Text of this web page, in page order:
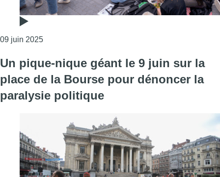
09 juin 2025Consulter l'article "Formation bruxelloise : un
Un pique-nique géant le 9 juin sur la
place de la Bourse pour dénoncer la
paralysie politique